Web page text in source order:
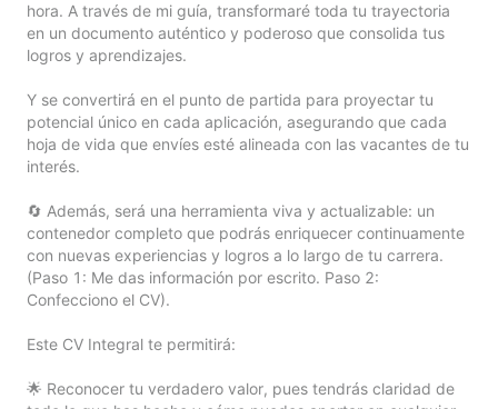
hora. A través de mi guía, transformaré toda tu trayectoria
en un documento auténtico y poderoso que consolida tus
logros y aprendizajes.
Y se convertirá en el punto de partida para proyectar tu
potencial único en cada aplicación, asegurando que cada
hoja de vida que envíes esté alineada con las vacantes de tu
interés.
🔄 Además, será una herramienta viva y actualizable: un
contenedor completo que podrás enriquecer continuamente
con nuevas experiencias y logros a lo largo de tu carrera.
(Paso 1: Me das información por escrito. Paso 2:
Confecciono el CV).
Este CV Integral te permitirá:
🌟 Reconocer tu verdadero valor, pues tendrás claridad de